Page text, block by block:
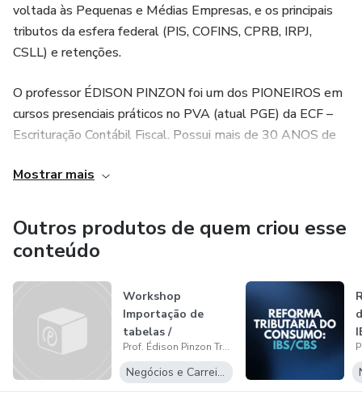
voltada às Pequenas e Médias Empresas, e os principais
tributos da esfera federal (PIS, COFINS, CPRB, IRPJ,
CSLL) e retenções.
O professor ÉDISON PINZON foi um dos PIONEIROS em
cursos presenciais práticos no PVA (atual PGE) da ECF –
Escrituração Contábil Fiscal. Possui mais de 30 ANOS de
transmitir os conteúdos, com exemplos práticos. Desde
presenciais, incluindo palestras e roteiros a convite dos
CRCPR, CRCRS e CRCMT, e de 2.500 infoprodutos
comercializados, destacando-se os cursos Combo
ECD/ECF, PER/DCOMP e PER/DCOMP Web na Prática,
Jornada do Lucro Real e Analista Contábil na Prática.
Na modalidade de cursos in company e trabalhos de
consultoria, revisão e validação de arquivos digitais,
destacam-se os seguintes clientes atendidos: Votorantim,
Mostrar mais
Outros produtos de quem criou esse
conteúdo
Workshop
Importação de
tabelas /
processamento da
EFD Contri...
Prof. Édison Pinzon Treinamentos e Recuperação Tributária
Negócios e Carreira